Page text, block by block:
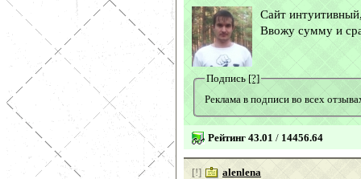
Сайт
Ввожу сумму и
Подпись [?]
Реклама в подписи во всех
Рейтинг 43.01 / 14456.64
[!] alenlena